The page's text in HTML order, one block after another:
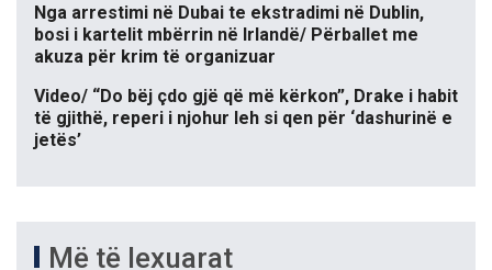
Nga arrestimi në Dubai te ekstradimi në Dublin,
bosi i kartelit mbërrin në Irlandë/ Përballet me
akuza për krim të organizuar
Video/ “Do bëj çdo gjë që më kërkon”, Drake i habit
të gjithë, reperi i njohur leh si qen për ‘dashurinë e
jetës’
Më të lexuarat